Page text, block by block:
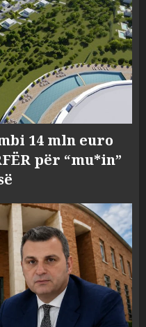
14 mln euro
për “mu*in”